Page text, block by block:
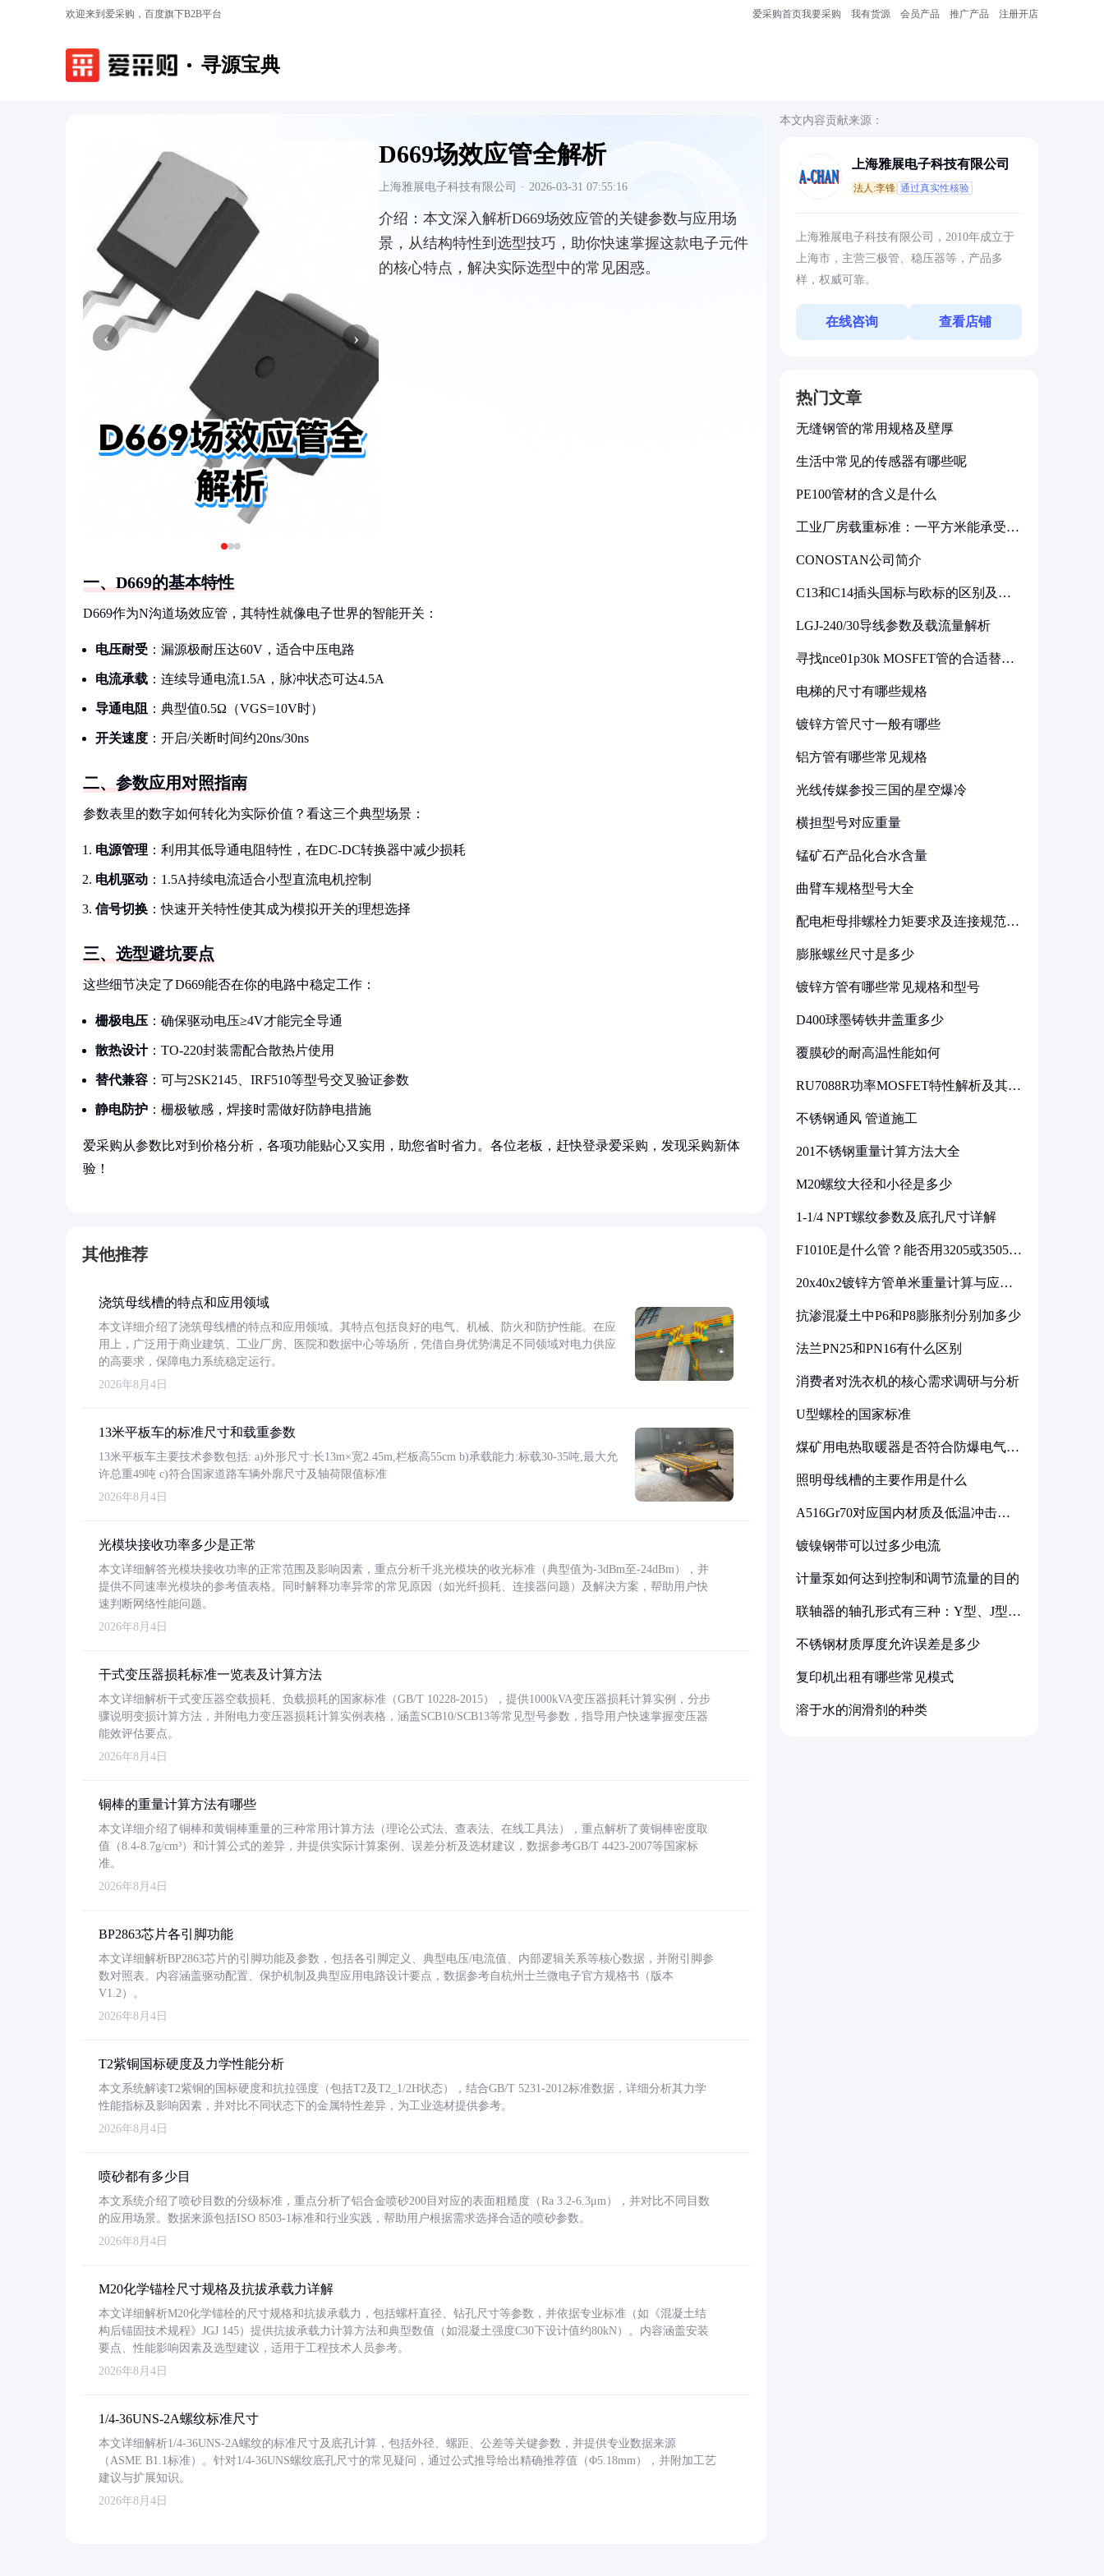
欢迎来到爱采购，百度旗下B2B平台 爱采购首页我要采购 我有货源 会员产品 推广产品 注册开店
寻源宝典
‹ ›
D669场效应管全解析
上海雅展电子科技有限公司 · 2026-03-31 07:55:16
介绍： 本文深入解析D669场效应管的关键参数与应用场
景，从结构特性到选型技巧，助你快速掌握这款电子元件
的核心特点，解决实际选型中的常见困惑。
一、D669的基本特性
D669作为N沟道场效应管，其特性就像电子世界的智能开关：
电压耐受 ：漏源极耐压达60V，适合中压电路
电流承载 ：连续导通电流1.5A，脉冲状态可达4.5A
导通电阻 ：典型值0.5Ω（VGS=10V时）
开关速度 ：开启/关断时间约20ns/30ns
二、参数应用对照指南
参数表里的数字如何转化为实际价值？看这三个典型场景：
电源管理 ：利用其低导通电阻特性，在DC-DC转换器中减少损耗
电机驱动 ：1.5A持续电流适合小型直流电机控制
信号切换 ：快速开关特性使其成为模拟开关的理想选择
三、选型避坑要点
这些细节决定了D669能否在你的电路中稳定工作：
栅极电压 ：确保驱动电压≥4V才能完全导通
散热设计：TO-220封装需配合散热片使用
替代兼容 ：可与2SK2145、IRF510等型号交叉验证参数
静电防护 ：栅极敏感，焊接时需做好防静电措施
爱采购从参数比对到价格分析，各项功能贴心又实用，助您省时省力。各位老板，赶快登录爱采购，发现采购新体
验！
其他推荐
浇筑母线槽的特点和应用领域
本文详细介绍了浇筑母线槽的特点和应用领域。其特点包括良好的电气、机械、防火和防护性能。在应
用上，广泛用于商业建筑、工业厂房、医院和数据中心等场所，凭借自身优势满足不同领域对电力供应
的高要求，保障电力系统稳定运行。
2026年8月4日
13米平板车的标准尺寸和载重参数
13米平板车主要技术参数包括: a)外形尺寸:长13m×宽2.45m,栏板高55cm b)承载能力:标载30-35吨,最大允
许总重49吨 c)符合国家道路车辆外廓尺寸及轴荷限值标准
2026年8月4日
光模块接收功率多少是正常
本文详细解答光模块接收功率的正常范围及影响因素，重点分析千兆光模块的收光标准（典型值为-3dBm至-24dBm），并
提供不同速率光模块的参考值表格。同时解释功率异常的常见原因（如光纤损耗、连接器问题）及解决方案，帮助用户快
速判断网络性能问题。
2026年8月4日
干式变压器损耗标准一览表及计算方法
本文详细解析干式变压器空载损耗、负载损耗的国家标准（GB/T 10228-2015），提供1000kVA变压器损耗计算实例，分步
骤说明变损计算方法，并附电力变压器损耗计算实例表格，涵盖SCB10/SCB13等常见型号参数，指导用户快速掌握变压器
能效评估要点。
2026年8月4日
铜棒的重量计算方法有哪些
本文详细介绍了铜棒和黄铜棒重量的三种常用计算方法（理论公式法、查表法、在线工具法），重点解析了黄铜棒密度取
值（8.4-8.7g/cm³）和计算公式的差异，并提供实际计算案例、误差分析及选材建议，数据参考GB/T 4423-2007等国家标
准。
2026年8月4日
BP2863芯片各引脚功能
本文详细解析BP2863芯片的引脚功能及参数，包括各引脚定义、典型电压/电流值、内部逻辑关系等核心数据，并附引脚参
数对照表。内容涵盖驱动配置、保护机制及典型应用电路设计要点，数据参考自杭州士兰微电子官方规格书（版本
V1.2）。
2026年8月4日
T2紫铜国标硬度及力学性能分析
本文系统解读T2紫铜的国标硬度和抗拉强度（包括T2及T2_1/2H状态），结合GB/T 5231-2012标准数据，详细分析其力学
性能指标及影响因素，并对比不同状态下的金属特性差异，为工业选材提供参考。
2026年8月4日
喷砂都有多少目
本文系统介绍了喷砂目数的分级标准，重点分析了铝合金喷砂200目对应的表面粗糙度（Ra 3.2-6.3μm），并对比不同目数
的应用场景。数据来源包括ISO 8503-1标准和行业实践，帮助用户根据需求选择合适的喷砂参数。
2026年8月4日
M20化学锚栓尺寸规格及抗拔承载力详解
本文详细解析M20化学锚栓的尺寸规格和抗拔承载力，包括螺杆直径、钻孔尺寸等参数，并依据专业标准（如《混凝土结
构后锚固技术规程》JGJ 145）提供抗拔承载力计算方法和典型数值（如混凝土强度C30下设计值约80kN）。内容涵盖安装
要点、性能影响因素及选型建议，适用于工程技术人员参考。
2026年8月4日
1/4-36UNS-2A螺纹标准尺寸
本文详细解析1/4-36UNS-2A螺纹的标准尺寸及底孔计算，包括外径、螺距、公差等关键参数，并提供专业数据来源
（ASME B1.1标准）。针对1/4-36UNS螺纹底孔尺寸的常见疑问，通过公式推导给出精确推荐值（Φ5.18mm），并附加工艺
建议与扩展知识。
2026年8月4日
本文内容贡献来源：
上海雅展电子科技有限公司
法人:李锋 通过真实性核验
上海雅展电子科技有限公司，2010年成立于
上海市，主营三极管、稳压器等，产品多
样，权威可靠。
在线咨询 查看店铺
热门文章
无缝钢管的常用规格及壁厚
生活中常见的传感器有哪些呢
PE100管材的含义是什么
工业厂房载重标准：一平方米能承受多
CONOSTAN公司简介
C13和C14插头国标与欧标的区别及其
LGJ-240/30导线参数及载流量解析
寻找nce01p30k MOSFET管的合适替代
电梯的尺寸有哪些规格
镀锌方管尺寸一般有哪些
铝方管有哪些常见规格
光线传媒参投三国的星空爆冷
横担型号对应重量
锰矿石产品化合水含量
曲臂车规格型号大全
配电柜母排螺栓力矩要求及连接规范详
膨胀螺丝尺寸是多少
镀锌方管有哪些常见规格和型号
D400球墨铸铁井盖重多少
覆膜砂的耐高温性能如何
RU7088R功率MOSFET特性解析及其在
不锈钢通风 管道施工
201不锈钢重量计算方法大全
M20螺纹大径和小径是多少
1-1/4 NPT螺纹参数及底孔尺寸详解
F1010E是什么管？能否用3205或3505代
20x40x2镀锌方管单米重量计算与应用
抗渗混凝土中P6和P8膨胀剂分别加多少
法兰PN25和PN16有什么区别
消费者对洗衣机的核心需求调研与分析
U型螺栓的国家标准
煤矿用电热取暖器是否符合防爆电气设
照明母线槽的主要作用是什么
A516Gr70对应国内材质及低温冲击要
镀镍钢带可以过多少电流
计量泵如何达到控制和调节流量的目的
联轴器的轴孔形式有三种：Y型、J型、
不锈钢材质厚度允许误差是多少
复印机出租有哪些常见模式
溶于水的润滑剂的种类